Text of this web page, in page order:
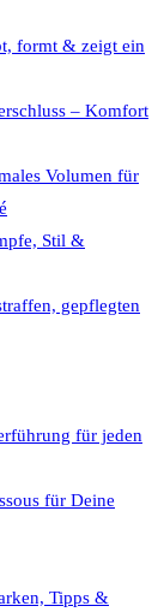
formt & zeigt ein
– Komfort
Volumen für
Stil &
gepflegten
für jeden
für Deine
Tipps &